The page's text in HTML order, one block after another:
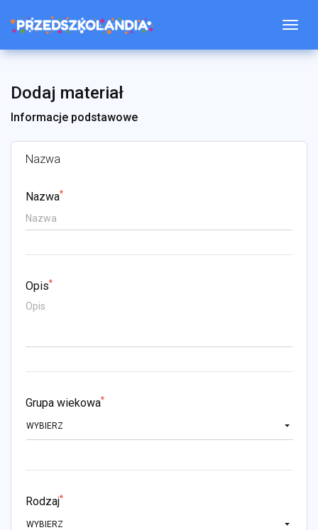
Dodaj materiał
Informacje podstawowe
Nazwa
Nazwa*
Opis*
Grupa wiekowa*
WYBIERZ
Rodzaj*
WYBIERZ